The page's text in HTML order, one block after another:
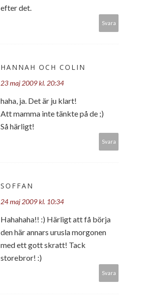
efter det.
Svara
HANNAH OCH COLIN
23 maj 2009 kl. 20:34
haha, ja. Det är ju klart!
Att mamma inte tänkte på de ;)
Så härligt!
Svara
SOFFAN
24 maj 2009 kl. 10:34
Hahahaha!! :) Härligt att få börja
den här annars urusla morgonen
med ett gott skratt! Tack
storebror! :)
Svara